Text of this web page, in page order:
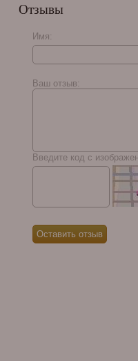
Отзывы
Имя:
Ваш отзыв:
Введите код с